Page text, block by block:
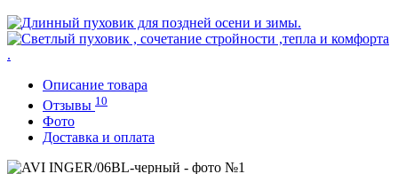
Описание товара
Отзывы 10
Фото
Доставка и оплата